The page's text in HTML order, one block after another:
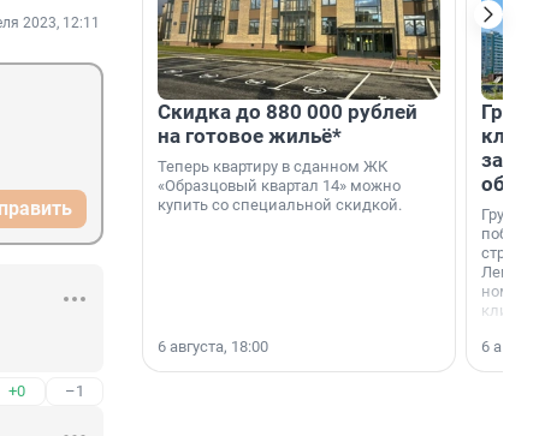
2023, 12:11
+0 –1
Скидка до 880 000 рублей
на готовое жильё*
Теперь квартиру в сданном ЖК
«Образцовый квартал 14» можно
купить со специальной скидкой.
6 августа, 18:00
Группа
области».
6